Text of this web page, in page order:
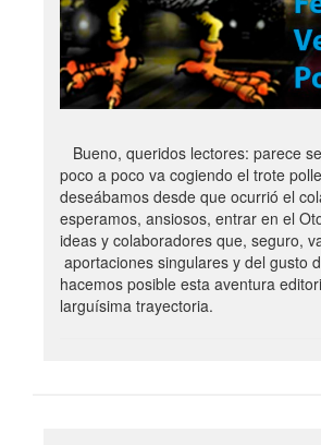
Bueno, queridos lectores: parece
poco a poco va cogiendo el trote
deseábamos desde que ocurrió el
esperamos, ansiosos, entrar en el
ideas y colaboradores que, seguro,
aportaciones singulares y del gusto
hacemos posible esta aventura
larguísima trayectoria.